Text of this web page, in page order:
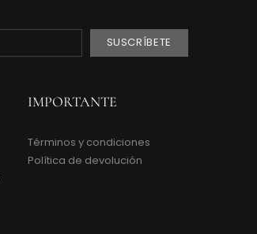
IMPORTANTE
Términos y condiciones
Política de devolución